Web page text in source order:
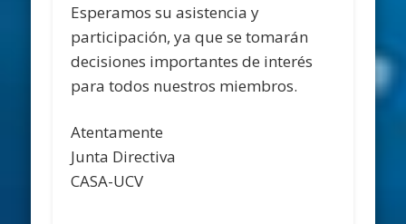
Esperamos su asistencia y
participación, ya que se tomarán
decisiones importantes de interés
para todos nuestros miembros.
Atentamente
Junta Directiva
CASA-UCV